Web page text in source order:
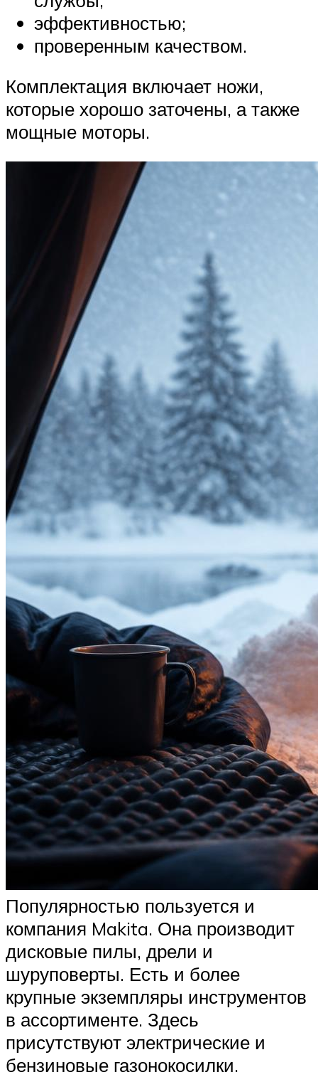
эффективностью;
проверенным качеством.
Комплектация включает ножи,
которые хорошо заточены, а также
мощные моторы.
Популярностью пользуется и
компания Makita. Она производит
дисковые пилы, дрели и
шуруповерты. Есть и более
крупные экземпляры инструментов
в ассортименте. Здесь
присутствуют электрические и
бензиновые газонокосилки.